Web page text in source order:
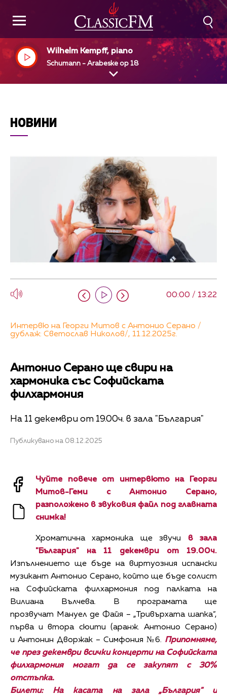
Wilhelm Kempff, piano
Schumann - Arabeske op 18
НОВИНИ
00:00 / 13:22
Интервю на Георги Митов с Антонио Серано /
дублаж: Светослав Николов/, 11.12.2025г.
Антонио Серано ще свири на
хармоника със Софийската
филхармония
На 11 декември от 19.00ч. в зала "България"
Публикувано на 08.12.2025
Чуйте повече от интервюто на Георги
Митов-Геми с Антонио Серано,
разположено в звуковия файл под главната
снимка!
Хроматична хармоника ще звучи в зала
"България" на 11 декември от 19.00ч.
Изпълнението ще бъде на виртуозния испански
музикант Антонио Серано, който ще бъде солист
на Софийската филхармония под палката на
Вилиана Вълчева. В програмата ще
прозвучат Мануел де Файя – „Тривърхата шапка“,
първа и втора сюити (аранж. Антонио Серано)
и Антонин Дворжак – Симфония №6. Припомняме,
че през декември всички концерти на Софийската
филхармония могат да се закупят с 30%
отстъпка.
Билети: На касата на зала „България" и